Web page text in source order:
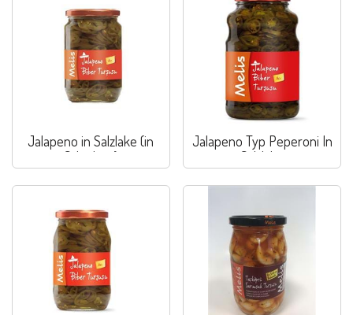
Jalapeno in Salzlake (in
Scheiben)
Jalapeno Typ Peperoni In
Salzlake